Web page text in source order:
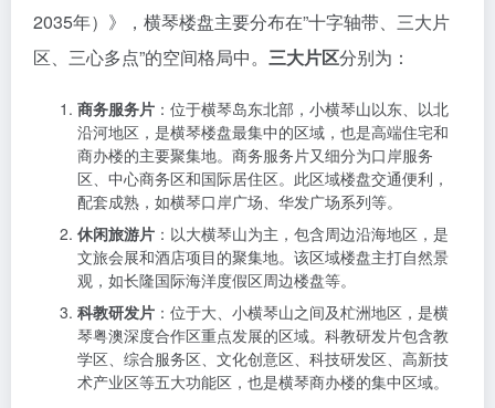
2万-3万元/㎡：占比34.6%，以新兴际华财富广场、国际
青年文化中心等商办楼为主
3万-4万元/㎡：占比25%，包括横琴口岸广场、中大金融
4万元/㎡以上：占比36.5%，以华发广场系列、龙光·玖
龙玺等高端住宅为主
二、横琴楼盘功能区划：三大片区与十二
个重点产业单元
根据《横琴粤澳深度合作区国土空间总体规划（2021—
2035年）》，横琴楼盘主要分布在”十字轴带、三大片
区、三心多点”的空间格局中。三大片区分别为：
商务服务片：位于横琴岛东北部，小横琴山以东、以北